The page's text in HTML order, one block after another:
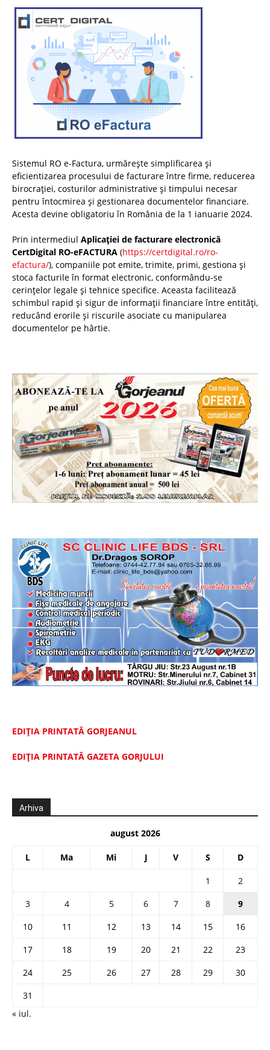
Sistemul RO e-Factura, urmărește simplificarea și
eficientizarea procesului de facturare între firme, reducerea
birocrației, costurilor administrative și timpului necesar
pentru întocmirea și gestionarea documentelor financiare.
Acesta devine obligatoriu în România de la 1 ianuarie 2024.
Prin intermediul Aplicației de facturare electronică
CertDigital RO-eFACTURA (https://certdigital.ro/ro-
efactura/), companiile pot emite, trimite, primi, gestiona și
stoca facturile în format electronic, conformându-se
cerințelor legale și tehnice specifice. Aceasta facilitează
schimbul rapid și sigur de informații financiare între entități,
reducând erorile și riscurile asociate cu manipularea
documentelor pe hârtie.
EDIȚIA PRINTATĂ GORJEANUL
EDIŢIA PRINTATĂ GAZETA GORJULUI
Arhiva
august 2026
L Ma Mi J V S D
1
2
3
4 5 6 7 8
9
10
11 12 13 14 15
16
17
18 19 20 21 22
23
24
25 26 27 28 29
30
31
« iul.